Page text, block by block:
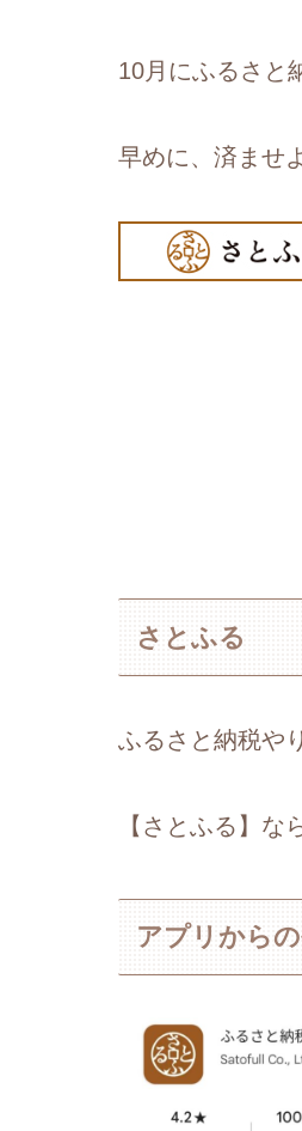
10月にふるさと
早めに、済ませ
さとふる
ふるさと納税や
【さとふる】な
アプリから